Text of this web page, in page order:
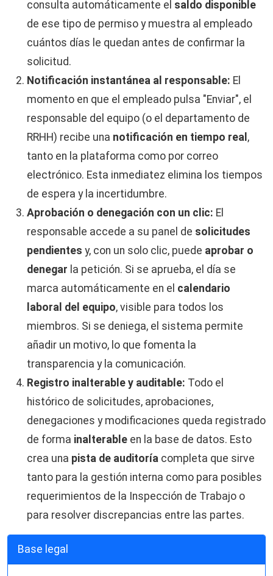
consulta automáticamente el saldo disponible
de ese tipo de permiso y muestra al empleado
cuántos días le quedan antes de confirmar la
solicitud.
Notificación instantánea al responsable: El
momento en que el empleado pulsa "Enviar", el
responsable del equipo (o el departamento de
RRHH) recibe una notificación en tiempo real ,
tanto en la plataforma como por correo
electrónico. Esta inmediatez elimina los tiempos
de espera y la incertidumbre.
Aprobación o denegación con un clic: El
responsable accede a su panel de solicitudes
pendientes y, con un solo clic, puede aprobar o
denegar la petición. Si se aprueba, el día se
marca automáticamente en el calendario
laboral del equipo, visible para todos los
miembros. Si se deniega, el sistema permite
añadir un motivo, lo que fomenta la
transparencia y la comunicación.
Registro inalterable y auditable: Todo el
histórico de solicitudes, aprobaciones,
denegaciones y modificaciones queda registrado
de forma inalterable en la base de datos. Esto
crea una pista de auditoría completa que sirve
tanto para la gestión interna como para posibles
requerimientos de la Inspección de Trabajo o
para resolver discrepancias entre las partes.
Base legal